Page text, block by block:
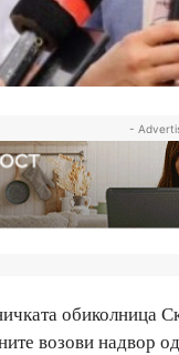
-
обиколница
возови надвор